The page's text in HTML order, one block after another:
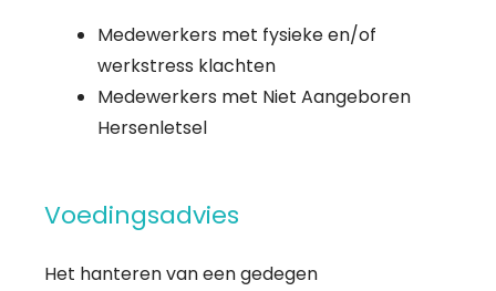
Medewerkers met fysieke en/of
werkstress klachten
Medewerkers met Niet Aangeboren
Hersenletsel
Voedingsadvies
Het hanteren van een gedegen